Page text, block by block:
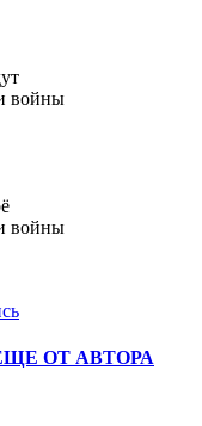
войны
войны
ОТ АВТОРА